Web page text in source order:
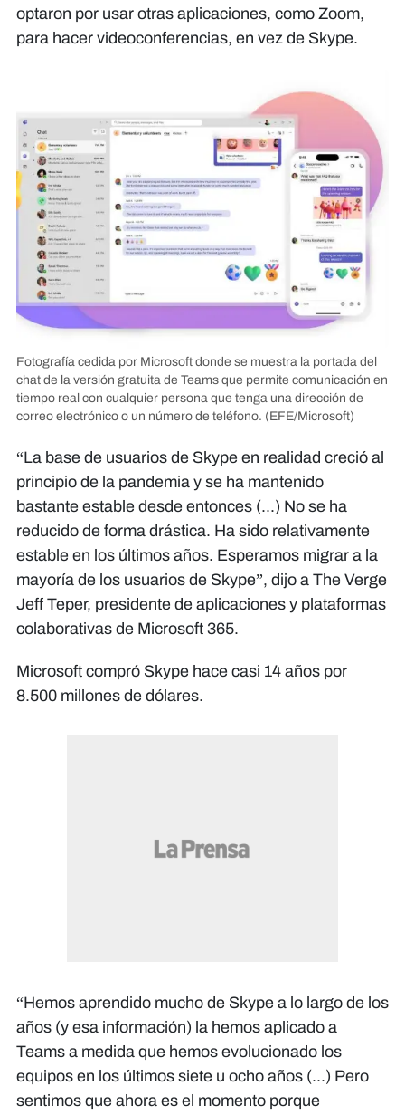
optaron por usar otras aplicaciones, como Zoom,
para hacer videoconferencias, en vez de Skype.
Fotografía cedida por Microsoft donde se muestra la portada del
chat de la versión gratuita de Teams que permite comunicación en
tiempo real con cualquier persona que tenga una dirección de
correo electrónico o un número de teléfono. (EFE/Microsoft)
“La base de usuarios de Skype en realidad creció al
principio de la pandemia y se ha mantenido
bastante estable desde entonces (...) No se ha
reducido de forma drástica. Ha sido relativamente
estable en los últimos años. Esperamos migrar a la
mayoría de los usuarios de Skype”, dijo a The Verge
Jeff Teper, presidente de aplicaciones y plataformas
colaborativas de Microsoft 365.
Microsoft compró Skype hace casi 14 años por
8.500 millones de dólares.
“Hemos aprendido mucho de Skype a lo largo de los
años (y esa información) la hemos aplicado a
Teams a medida que hemos evolucionado los
equipos en los últimos siete u ocho años (...) Pero
sentimos que ahora es el momento porque